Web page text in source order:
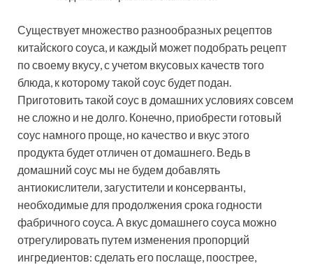
Существует множество разнообразных рецептов
китайского соуса, и каждый может подобрать рецепт
по своему вкусу, с учетом вкусовых качеств того
блюда, к которому такой соус будет подан.
Приготовить такой соус в домашних условиях совсем
не сложно и не долго. Конечно, приобрести готовый
соус намного проще, но качество и вкус этого
продукта будет отличен от домашнего. Ведь в
домашний соус мы не будем добавлять
антиокислители, загустители и консерванты,
необходимые для продолжения срока годности
фабричного соуса. А вкус домашнего соуса можно
отрегулировать путем изменения пропорций
ингредиентов: сделать его послаще, поострее,